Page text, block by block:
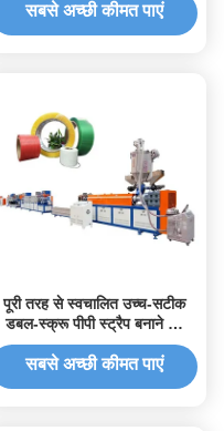
सबसे अच्छी कीमत पाएं
पूरी तरह से स्वचालित उच्च-सटीक
डबल-स्क्रू पीपी स्ट्रैप बनाने की
मशीन पीपी स्ट्रैप उत्पादन लाइन के
लिए
सबसे अच्छी कीमत पाएं